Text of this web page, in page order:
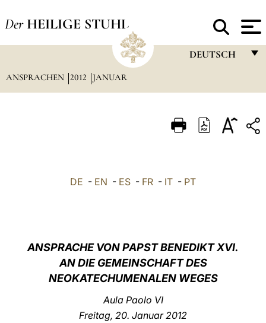
Der HEILIGE STUHL
DEUTSCH
ITALIANO
中文
LATINE
ANSPRACHEN 2012 JANUAR
DE - EN - ES - FR - IT - PT
ANSPRACHE VON PAPST BENEDIKT XVI.
AN DIE GEMEINSCHAFT DES
NEOKATECHUMENALEN WEGES
Aula Paolo VI
Freitag, 20. Januar 2012